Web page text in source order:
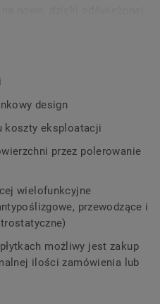
ruchu.
miękkie rozmycia oraz
się
Tarkett wzorem
drobinkami oraz jest
kolorach.
iQ, wyróżnia się nie
na zużycie i
pomieszczeniach,
kosztem eksploatacji. iQ
renowacji
która przedłuża jej
trwałość.
design
koszty eksploatacji
przez polerowanie
wielofunkcyjne
przewodzące i
możliwy jest zakup
ilości zamówienia lub